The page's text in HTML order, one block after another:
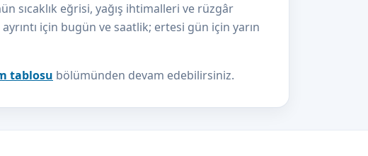
sıcaklık eğrisi, yağış ihtimalleri ve rüzgâr
için bugün ve saatlik; ertesi gün için yarın
tablosu bölümünden devam edebilirsiniz.